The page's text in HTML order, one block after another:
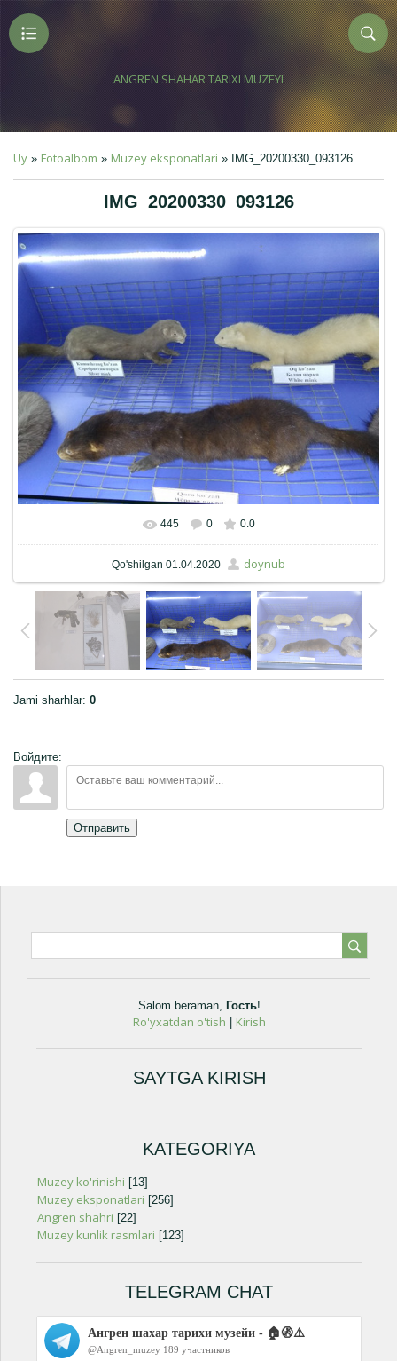
ANGREN SHAHAR TARIXI MUZEYI
Uy » Fotoalbom » Muzey eksponatlari » IMG_20200330_093126
IMG_20200330_093126
Haqiqiy hajmda 900x675/ 140.2Kb
445 0 0.0
Qo'shilgan 01.04.2020 doynub
Jami sharhlar: 0
Войдите:
Отправить
Salom beraman, Гость!
Ro'yxatdan o'tish Kirish
SAYTGA KIRISH
KATEGORIYA
Muzey ko'rinishi [13]
Muzey eksponatlari [256]
Angren shahri [22]
Muzey kunlik rasmlari [123]
TELEGRAM CHAT